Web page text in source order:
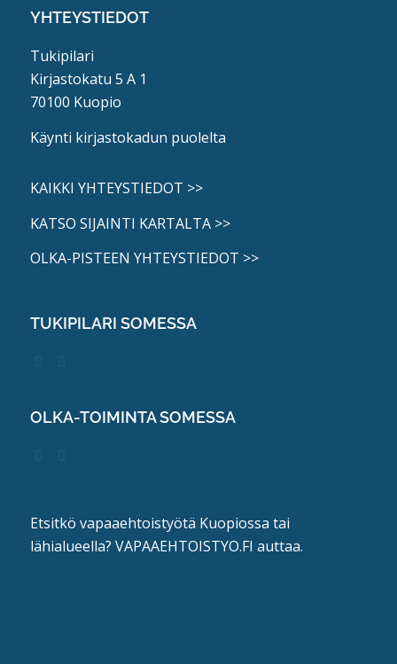
YHTEYSTIEDOT
Tukipilari
Kirjastokatu 5 A 1
70100 Kuopio
Käynti kirjastokadun puolelta
KAIKKI YHTEYSTIEDOT >>
KATSO SIJAINTI KARTALTA >>
OLKA-PISTEEN YHTEYSTIEDOT >>
TUKIPILARI SOMESSA
OLKA-TOIMINTA SOMESSA
Etsitkö vapaaehtoistyötä Kuopiossa tai
lähialueella? VAPAAEHTOISTYO.FI auttaa.